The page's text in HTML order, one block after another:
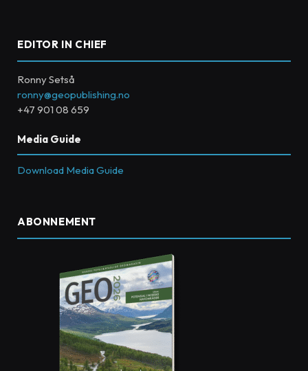
EDITOR IN CHIEF
Ronny Setså
ronny@geopublishing.no
+47 901 08 659
Media Guide
Download Media Guide
ABONNEMENT